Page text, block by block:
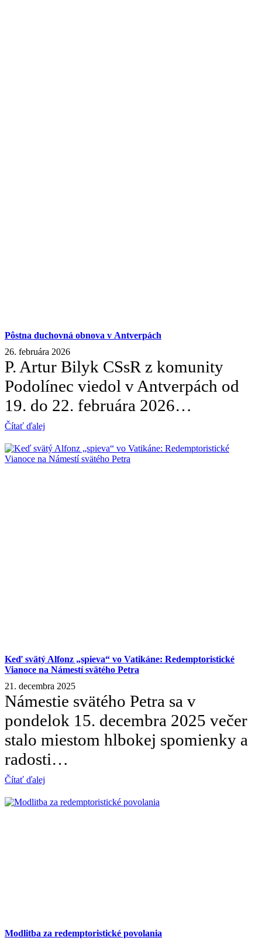
Pôstna duchovná obnova v Antverpách
26. februára 2026
P. Artur Bilyk CSsR z komunity
Podolínec viedol v Antverpách od
19. do 22. februára 2026…
Čítať ďalej
Keď svätý Alfonz „spieva“ vo Vatikáne: Redemptoristické
Vianoce na Námestí svätého Petra
21. decembra 2025
Námestie svätého Petra sa v
pondelok 15. decembra 2025 večer
stalo miestom hlbokej spomienky a
radosti…
Čítať ďalej
Modlitba za redemptoristické povolania